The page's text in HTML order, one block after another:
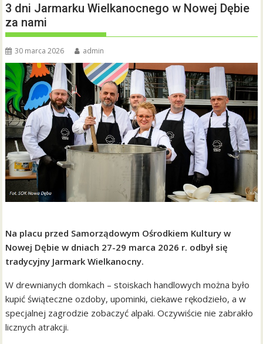
3 dni Jarmarku Wielkanocnego w Nowej Dębie
za nami
30 marca 2026 admin
Na placu przed Samorządowym Ośrodkiem Kultury w
Nowej Dębie w dniach 27-29 marca 2026 r. odbył się
tradycyjny Jarmark Wielkanocny.
W drewnianych domkach – stoiskach handlowych można było
kupić świąteczne ozdoby, upominki, ciekawe rękodzieło, a w
specjalnej zagrodzie zobaczyć alpaki. Oczywiście nie zabrakło
licznych atrakcji.